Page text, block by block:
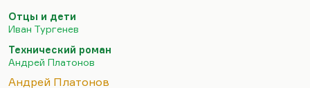
И кстати, великое дело сделал бы тот, кто
написал бы хорошую работу, сравнивающую
мировоззрение Платонова и Заболоцкого —
людей необычайно близких. Незнакомых,
Отцы и дети
Иван Тургенев
Технический роман
Андрей Платонов
Андрей Платонов